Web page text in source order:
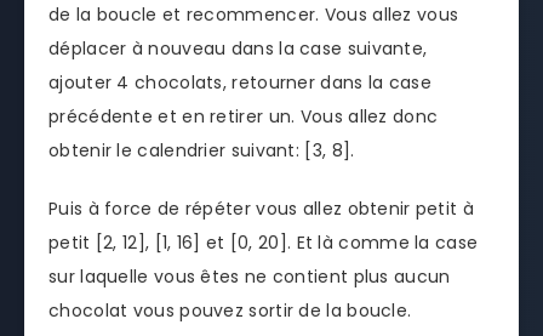
de la boucle et recommencer. Vous allez vous
déplacer à nouveau dans la case suivante,
ajouter 4 chocolats, retourner dans la case
précédente et en retirer un. Vous allez donc
obtenir le calendrier suivant: [3, 8].
Puis à force de répéter vous allez obtenir petit à
petit [2, 12], [1, 16] et [0, 20]. Et là comme la case
sur laquelle vous êtes ne contient plus aucun
chocolat vous pouvez sortir de la boucle.